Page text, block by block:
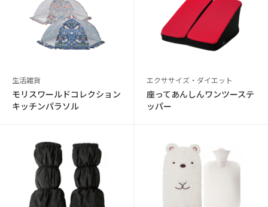
生活雑貨
モリスワールドコレクション
キッチンパラソル
エクササイズ・ダイエット
座ってあんしんワンツーステ
ッパー